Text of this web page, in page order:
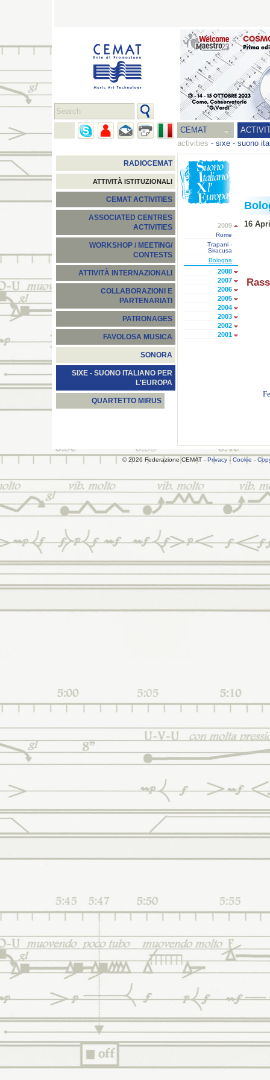
CEMAT
activities - sixe - suono
RADIOCEMAT
ATTIVITÀ ISTITUZIONALI
CEMAT ACTIVITIES
ASSOCIATED CENTRES
ACTIVITIES
WORKSHOP / MEETING/
CONTESTS
ATTIVITÀ INTERNAZIONALI
COLLABORAZIONI E
PARTENARIATI
PATRONAGES
FAVOLOSA MUSICA
SONORA
SIXE - SUONO ITALIANO PER
L'EUROPA
QUARTETTO MIRUS
2009
Rome
Trapani -
Siracusa
Bologna
2008
2007
2006
2005
2004
2003
2002
2001
16
© 2026 Federazione CEMAT - Privacy - Cookie -